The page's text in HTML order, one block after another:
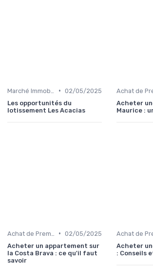
• 02/05/2025
Les opportunités du
lotissement Les Acacias
Acheter
Maurice :
• 02/05/2025
Acheter un appartement sur
la Costa Brava : ce qu'il faut
savoir
Acheter
: Conseils